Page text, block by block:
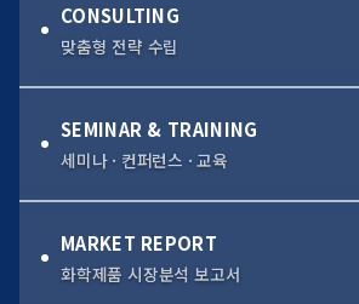
CONSULTING
맞춤형 전략 수립
SEMINAR & TRAINING
세미나 · 컨퍼런스 · 교육
MARKET REPORT
화학제품 시장분석 보고서